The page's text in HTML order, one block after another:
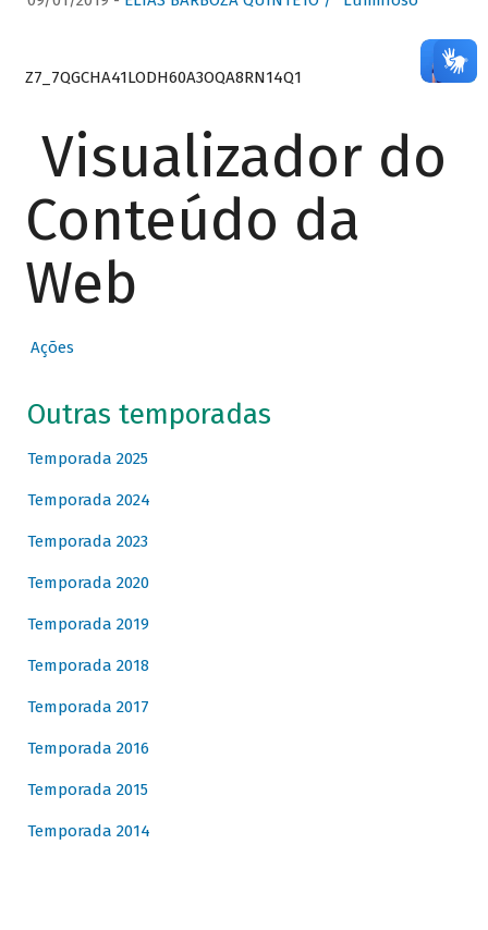
Z7_7QGCHA41LODH60A3OQA8RN14Q1
Visualizador do
Conteúdo da
Web
Ações
Outras temporadas
Temporada 2025
Temporada 2024
Temporada 2023
Temporada 2020
Temporada 2019
Temporada 2018
Temporada 2017
Temporada 2016
Temporada 2015
Temporada 2014